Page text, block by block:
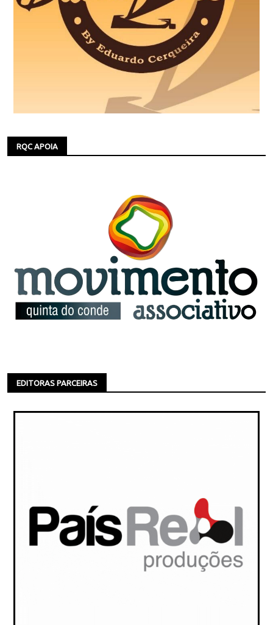
RQC APOIA
EDITORAS PARCEIRAS